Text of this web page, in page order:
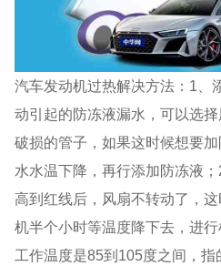
汽车发动机过热解决方法：1、
动引起的防冻液漏水，可以选
破损的管子，如果这时候想要
水水温下降，再行添加防冻液
高到红线后，风扇不转动了，
机半个小时等温度降下去，进
工作温度是85到105度之间，